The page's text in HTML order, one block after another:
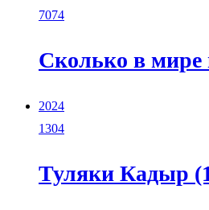
7074
Сколько в мире
2024
1304
Туляки Кадыр